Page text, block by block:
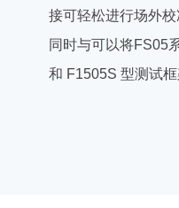
接可轻松进行场外
同时与可以将FS05
和 F1505S 型测试框